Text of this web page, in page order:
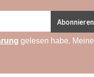
Abonnieren
gelesen habe. Meine